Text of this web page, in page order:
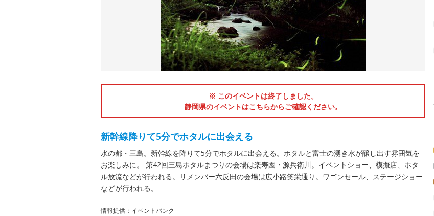
※ このイベントは終了しました。
静岡県のイベントはこちらからご確認ください。
新幹線降りて5分でホタルに出会える
水の都・三島。新幹線を降りて5分でホタルに出会える。ホタルと富士の湧き水が醸し出す雰囲気を
お楽しみに。 第42回三島ホタルまつりの会場は楽寿園・源兵衛川。イベントショー、模擬店、ホタ
ル放流などが行われる。リメンバー六反田の会場は広小路笑栄通り。ワゴンセール、ステージショー
などが行われる。
情報提供：イベントバンク